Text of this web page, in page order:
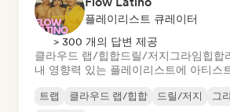
플레이리스트 큐레이터
> 300 개의 답변 제공
클라우드 랩/힙합드릴/저지 그라임힙합
내 영향력 있는 플레이리스트에 아티스
트랩 클라우드 랩/힙합 드릴/저지 그